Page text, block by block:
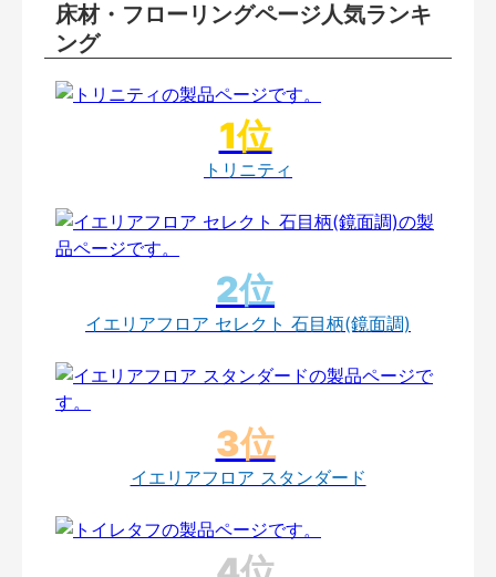
床材・フローリングページ人気ランキ
ング
トリニティ
イエリアフロア セレクト 石目柄(鏡面調)
イエリアフロア スタンダード